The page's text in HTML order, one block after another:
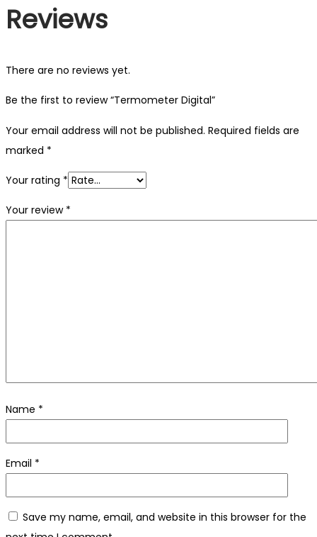
Reviews
There are no reviews yet.
Be the first to review “Termometer Digital”
Your email address will not be published. Required fields are
marked *
Your rating *
Your review *
Name *
Email *
Save my name, email, and website in this browser for the